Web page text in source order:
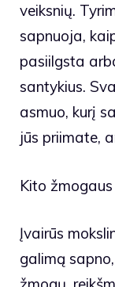
veiksnių.
sapnuoja,
pasiilgsta
santykius.
asmuo, kurį
jūs priimate,
Kito
Įvairūs
galimą